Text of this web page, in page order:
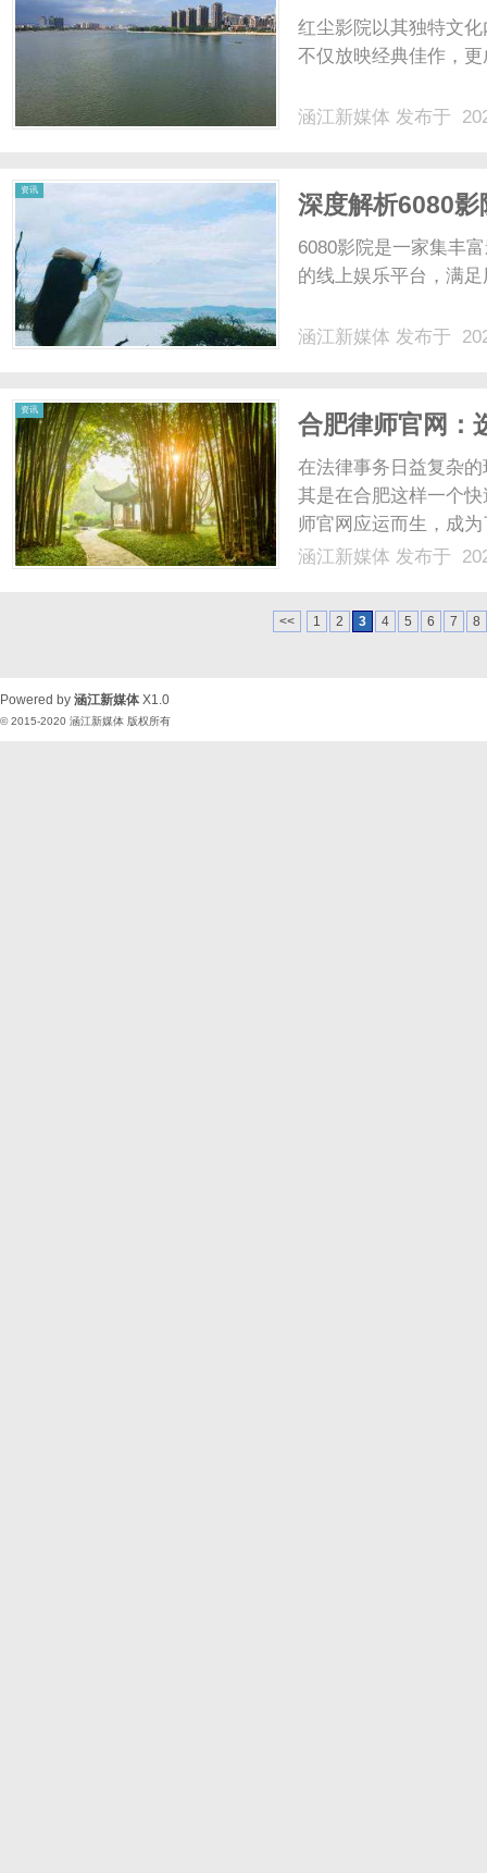
红尘影院以其独特文
不仅放映经典佳作，
涵江新媒体 发布于
资讯
深度解析6080
想平台
6080影院是一家集丰
的线上娱乐平台，满
涵江新媒体 发布于
资讯
合肥律师官网：
在法律事务日益复杂
其是在合肥这样一个
师官网应运而生，成
本文将为您详细介绍
法律资源，具有以下
涵江新媒体 发布于
<< 1 2 3 4 5 6 7 8
Powered by 涵江新媒体 X1.0
© 2015-2020 涵江新媒体 版权所有